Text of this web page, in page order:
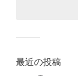
最近の投稿